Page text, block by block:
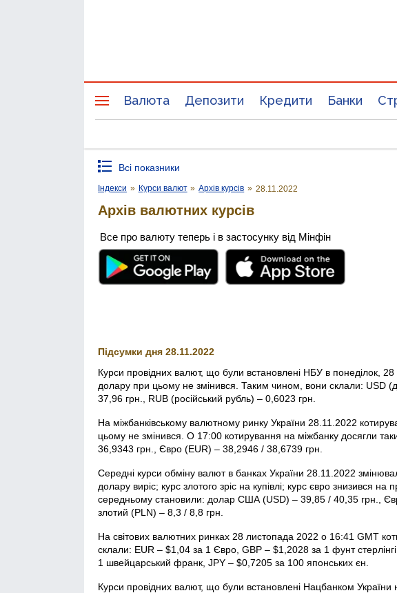
Валюта Депозити Кредити Банки
Всі показники
Індекси » Курси валют » Архів курсів » 28.11.2022
Архів валютних курсів
Все про валюту теперь і в застосунку від Мінфін
Підсумки дня 28.11.2022
Курси провідних валют, що були встановлені НБУ в понеділок,
долару при цьому не змінився. Таким чином, вони склали:
37,96 грн., RUB (російський рубль) – 0,6023 грн.
На міжбанківському валютному ринку України 28.11.2022
цьому не змінився. О 17:00 котирування на міжбанку досягли
36,9343 грн., Євро (EUR) – 38,2946 / 38,6739 грн.
Середні курси обміну валют в банках України 28.11.2022
долару виріс; курс злотого зріс на купівлі; курс євро знизився
середньому становили: долар США (USD) – 39,85 / 40,35 грн.,
злотий (PLN) – 8,3 / 8,8 грн.
На світових валютних ринках 28 листопада 2022 о 16:41 GMT
склали: EUR – $1,04 за 1 Євро, GBP – $1,2028 за 1 фунт
1 швейцарський франк, JPY – $0,7205 за 100 японських єн.
Курси провідних валют, що були встановлені Нацбанком України